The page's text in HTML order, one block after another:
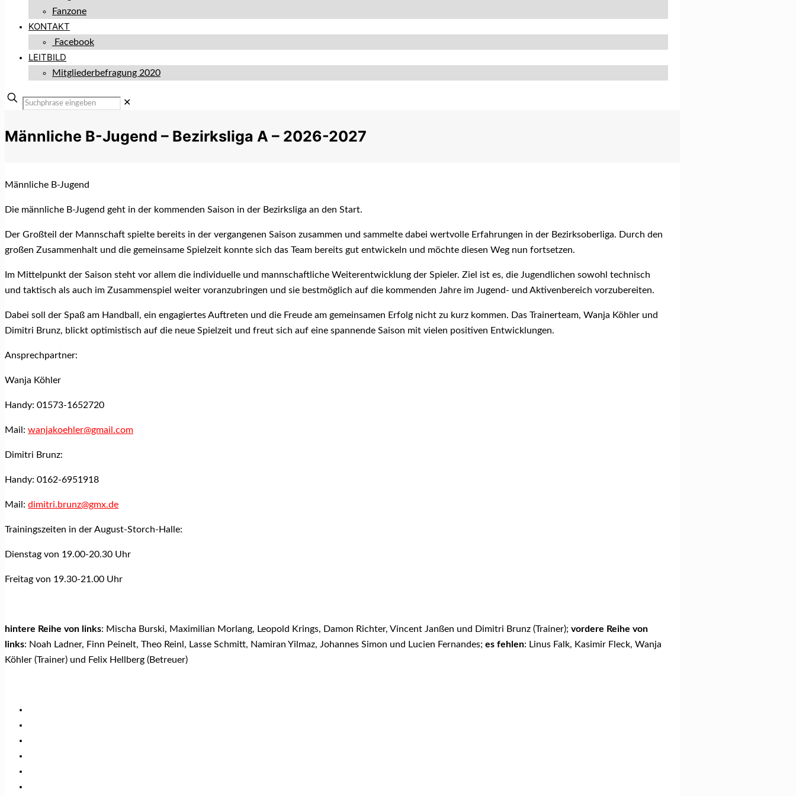
Fanzone
KONTAKT
Facebook
LEITBILD
Mitgliederbefragung 2020
✕
Männliche B-Jugend – Bezirksliga A – 2026-2027
Männliche B-Jugend
Die männliche B-Jugend geht in der kommenden Saison in der Bezirksliga an den Start.
Der Großteil der Mannschaft spielte bereits in der vergangenen Saison zusammen und sammelte dabei wertvolle Erfahrungen in der Bezirksoberliga. Durch den
großen Zusammenhalt und die gemeinsame Spielzeit konnte sich das Team bereits gut entwickeln und möchte diesen Weg nun fortsetzen.
Im Mittelpunkt der Saison steht vor allem die individuelle und mannschaftliche Weiterentwicklung der Spieler. Ziel ist es, die Jugendlichen sowohl technisch
und taktisch als auch im Zusammenspiel weiter voranzubringen und sie bestmöglich auf die kommenden Jahre im Jugend- und Aktivenbereich vorzubereiten.
Dabei soll der Spaß am Handball, ein engagiertes Auftreten und die Freude am gemeinsamen Erfolg nicht zu kurz kommen. Das Trainerteam, Wanja Köhler und
Dimitri Brunz, blickt optimistisch auf die neue Spielzeit und freut sich auf eine spannende Saison mit vielen positiven Entwicklungen.
Ansprechpartner:
Wanja Köhler
Handy: 01573-1652720
Mail: wanjakoehler@gmail.com
Dimitri Brunz:
Handy: 0162-6951918
Mail: dimitri.brunz@gmx.de
Trainingszeiten in der August-Storch-Halle:
Dienstag von 19.00-20.30 Uhr
Freitag von 19.30-21.00 Uhr
hintere Reihe von links: Mischa Burski, Maximilian Morlang, Leopold Krings, Damon Richter, Vincent Janßen und Dimitri Brunz (Trainer); vordere Reihe von
links: Noah Ladner, Finn Peinelt, Theo Reinl, Lasse Schmitt, Namiran Yilmaz, Johannes Simon und Lucien Fernandes; es fehlen: Linus Falk, Kasimir Fleck, Wanja
Köhler (Trainer) und Felix Hellberg (Betreuer)